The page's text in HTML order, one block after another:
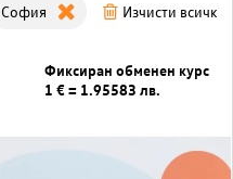
София Изчисти
Фиксиран обменен курс
1 € = 1.95583 лв.